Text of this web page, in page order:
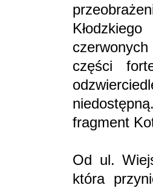
części
fragment
Od ul.
która